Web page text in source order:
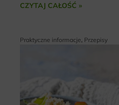
CZYTAJ CAŁOŚĆ »
Praktyczne informacje Przepisy